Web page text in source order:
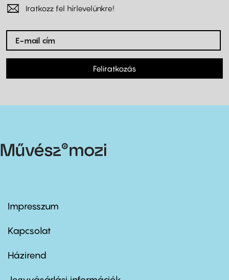
Iratkozz fel hírlevelünkre!
Feliratkozás
Footer
first
Impresszum
Kapcsolat
Footer
second
Házirend